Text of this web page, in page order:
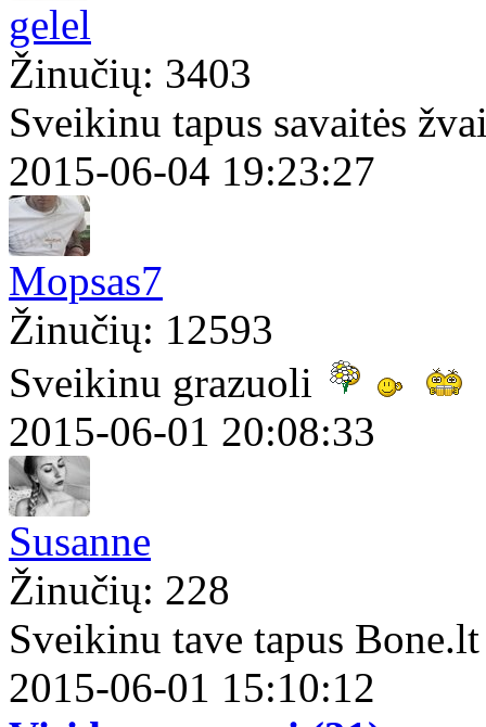
gelel
Žinučių: 3403
Sveikinu tapus savaitės
2015-06-04 19:23:27
Mopsas7
Žinučių: 12593
Sveikinu grazuoli
2015-06-01 20:08:33
Susanne
Žinučių: 228
Sveikinu tave tapus
2015-06-01 15:10:12